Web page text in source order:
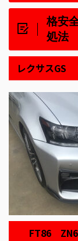
格安
処法
レクサスGS
FT86